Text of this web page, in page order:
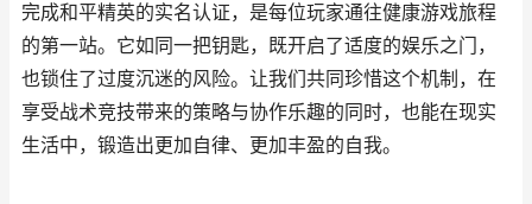
完成和平精英的实名认证，是每位玩家通往健康游戏旅程
的第一站。它如同一把钥匙，既开启了适度的娱乐之门，
也锁住了过度沉迷的风险。让我们共同珍惜这个机制，在
享受战术竞技带来的策略与协作乐趣的同时，也能在现实
生活中，锻造出更加自律、更加丰盈的自我。